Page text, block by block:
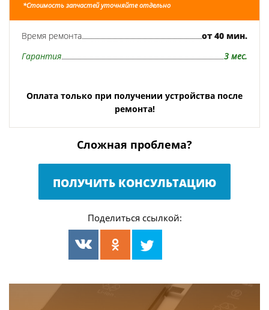
*Стоимость запчастей уточняйте отдельно
Время ремонта
от 40 мин.
Гарантия
3 мес.
Оплата только при получении устройства после
ремонта!
Сложная проблема?
ПОЛУЧИТЬ КОНСУЛЬТАЦИЮ
Поделиться ссылкой: